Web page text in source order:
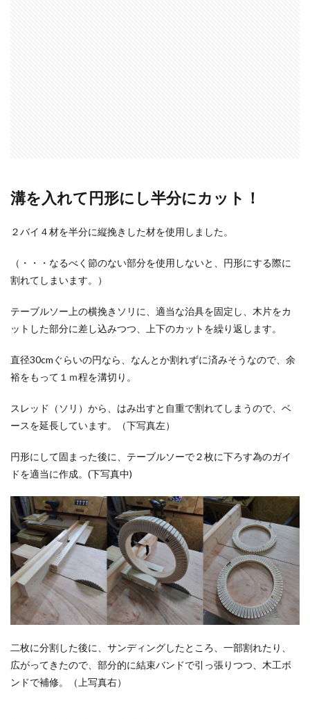
溝を入れて円形にし半分にカット！
２バイ４材を半分に縦挽きした材を使用しました。
（・・・なるべく節のない部分を使用しないと、円形にする際に
割れてしまいます。）
テーブルソー上の横挽きソリに、適当な治具を固定し、木片をカ
ットした部分に差し込みつつ、上下のカットを繰り返します。
直径30cmぐらいの円なら、なんとか割れずに済みそうなので、余
裕をもって１ｍ程を溝切り。
スレッド（ソリ）から、はみ出すと自重で割れてしまうので、ベ
ースを延長しています。（下写真左）
円形にして固まった後に、テーブルソーで２枚に下ろす為のガイ
ドを適当に作成。(下写真中)
二枚に分割した後に、サンディングしたところ、一部割れたり、
広がってきたので、部分的に結束バンドで引っ張りつつ、木工ボ
ンドで補修。（上写真右）